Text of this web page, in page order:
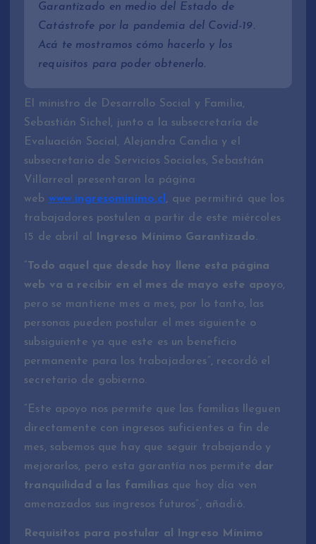
Garantizado en medio del Estado de
Catástrofe por la pandemia del Covid-19.
Acá te mostramos cómo hacerlo y los
requisitos para poder obtenerlo.
El ministro de Desarrollo Social y Familia,
Sebastián Sichel, junto a la subsecretaría de
Evaluación Social, Alejandra Candia y el
subsecretario de Servicios Sociales, Sebastián
Villarreal presentaron la página
web www.ingresominimo.cl , que permitirá que los
trabajadores postulen a partir de este miércoles
15 de abril al
Ingreso Mínimo Garantizado.
Todo aquel que desde hoy llene esta página
web va a recibir en el mes de mayo este apoyo,
pero se mantiene mes a mes, por lo tanto, las
personas pueden postular el mes siguiente o
subsiguiente ya que este es un beneficio
permanente para los trabajadores”, recordó el
secretario de gobierno.
“Este apoyo nos permite que las familias lleguen
directamente con ingresos suficientes a fin de
mes, sabemos que hay que seguir trabajando y
mejorarlos, pero esta garantía nos permite dar
tranquilidad a las familias que hoy día ven
amenazados sus ingresos futuros”, añadió.
Requisitos para postular al Ingreso Mínimo